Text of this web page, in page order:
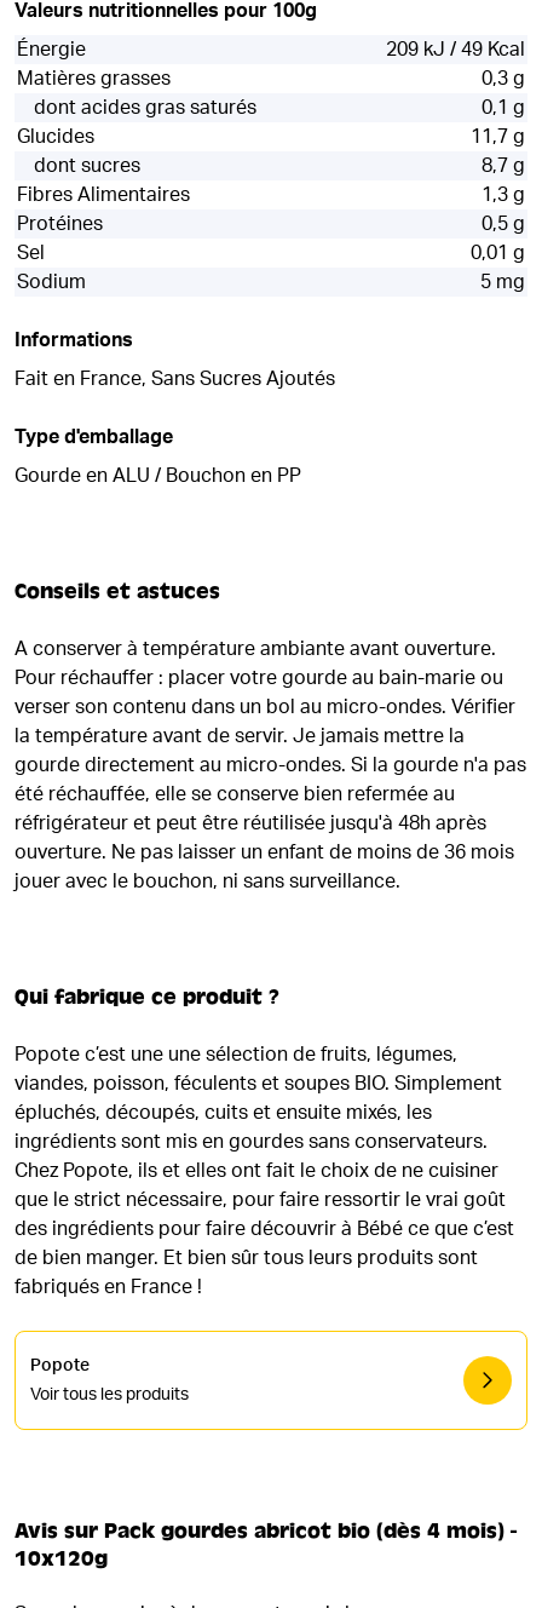
Valeurs nutritionnelles pour 100g
Énergie
209 kJ / 49 Kcal
Matières grasses
0,3 g
dont acides gras saturés
0,1 g
Glucides
11,7 g
dont sucres
8,7 g
Fibres Alimentaires
1,3 g
Protéines
0,5 g
Sel
0,01 g
Sodium
5 mg
Informations
Fait en France, Sans Sucres Ajoutés
Type d'emballage
Gourde en ALU / Bouchon en PP
Conseils et astuces
A conserver à température ambiante avant ouverture.
Pour réchauffer : placer votre gourde au bain-marie ou
verser son contenu dans un bol au micro-ondes. Vérifier
la température avant de servir. Je jamais mettre la
gourde directement au micro-ondes. Si la gourde n'a pas
été réchauffée, elle se conserve bien refermée au
réfrigérateur et peut être réutilisée jusqu'à 48h après
ouverture. Ne pas laisser un enfant de moins de 36 mois
jouer avec le bouchon, ni sans surveillance.
Qui fabrique ce produit ?
Popote c’est une une sélection de fruits, légumes,
viandes, poisson, féculents et soupes BIO. Simplement
épluchés, découpés, cuits et ensuite mixés, les
ingrédients sont mis en gourdes sans conservateurs.
Chez Popote, ils et elles ont fait le choix de ne cuisiner
que le strict nécessaire, pour faire ressortir le vrai goût
des ingrédients pour faire découvrir à Bébé ce que c’est
de bien manger. Et bien sûr tous leurs produits sont
fabriqués en France !
Popote
Voir tous les produits
Avis sur Pack gourdes abricot bio (dès 4 mois) -
10x120g